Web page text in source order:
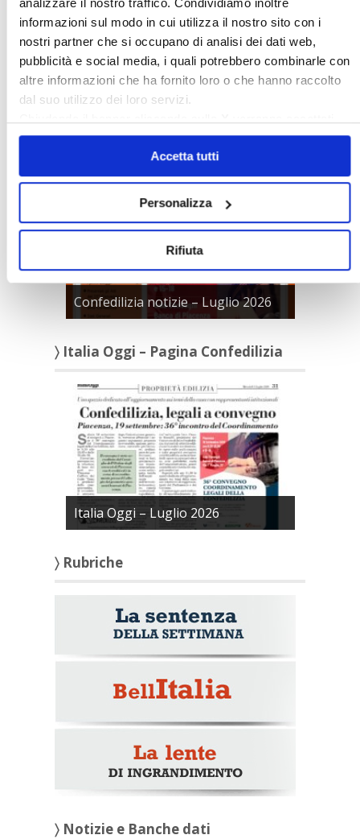
analizzare il nostro traffico. Condividiamo inoltre
informazioni sul modo in cui utilizza il nostro sito con i
nostri partner che si occupano di analisi dei dati web,
pubblicità e social media, i quali potrebbero combinarle con
altre informazioni che ha fornito loro o che hanno raccolto
dal suo utilizzo dei loro servizi.
solo i cookie necessari.
Accetta tutti
Personalizza
Rifiuta
APPROFONDIMENTI
Rassegna Stampa Confedilizia
NEWSLETTER Confedilizia
Video/Audio
Appuntamenti
〉 Confedilizia notizie
Confedilizia notizie – Luglio 2026
〉 Italia Oggi – Pagina Confedilizia
Italia Oggi – Luglio 2026
〉 Rubriche
〉 Notizie e Banche dati